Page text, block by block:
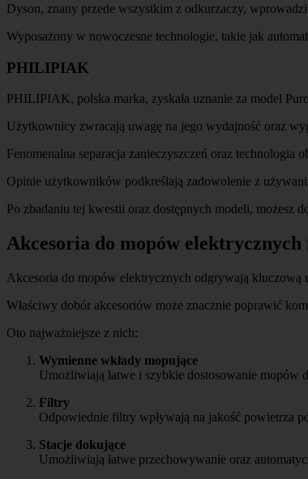
Dyson, znany przede wszystkim z odkurzaczy,
Wyposażony w nowoczesne technologie, takie jak
PHILIPIAK
PHILIPIAK, polska marka, zyskała uznanie za model
Użytkownicy zwracają uwagę na jego wydajność oraz
Fenomenalna separacja zanieczyszczeń oraz technologia
Opinie użytkowników podkreślają zadowolenie z
Po zbadaniu tej kwestii oraz dostępnych modeli, możesz
Akcesoria do mopów elektrycznych
Akcesoria do mopów elektrycznych odgrywają kluczową
Właściwy dobór akcesoriów może znacznie poprawić
Oto najważniejsze z nich:
Wymienne wkłady mopujące
Umożliwiają łatwe i szybkie dostosowanie
Filtry
Odpowiednie filtry wpływają na jakość powietrza
Stacje dokujące
Umożliwiają łatwe przechowywanie oraz